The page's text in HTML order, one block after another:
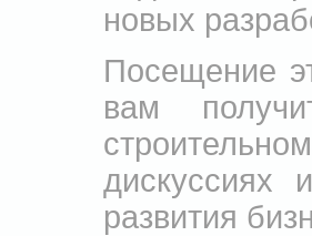
новых
Посещение
вам
дискуссиях
развития